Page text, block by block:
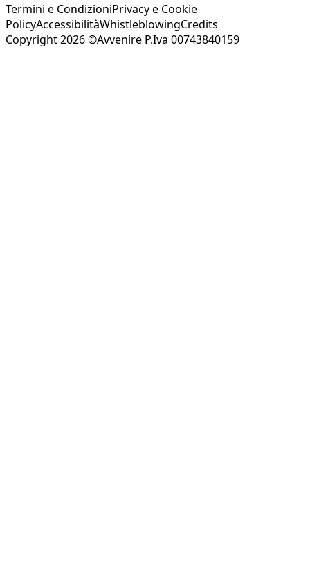
Termini e CondizioniPrivacy e Cookie
PolicyAccessibilitàWhistleblowingCredits
Copyright 2026 ©Avvenire P.Iva 00743840159